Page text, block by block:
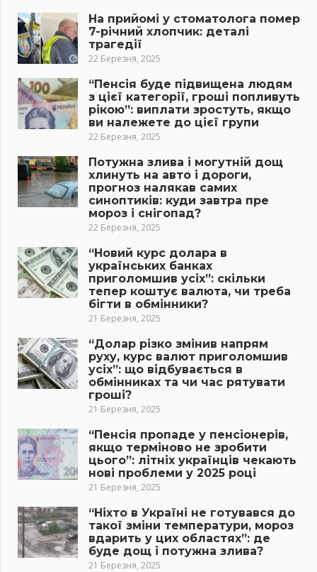
На прийомі у стоматолога помер
7-річний хлопчик: деталі
трагедії
22 Березня, 2025
“Пенсія буде підвищена людям
з цієї категорії, гроші попливуть
рікою”: виплати зростуть, якщо
ви належете до цієї групи
22 Березня, 2025
Потужна злива і могутній дощ
хлинуть на авто і дороги,
прогноз налякав самих
синоптиків: куди завтра пре
мороз і снігопад?
22 Березня, 2025
“Новий курс долара в
українських банках
приголомшив усіх”: скільки
тепер коштує валюта, чи треба
бігти в обмінники?
21 Березня, 2025
“Долар різко змінив напрям
руху, курс валют приголомшив
усіх”: що відбувається в
обмінниках та чи час рятувати
гроші?
21 Березня, 2025
“Пенсія пропаде у пенсіонерів,
якщо терміново не зробити
цього”: літніх українців чекають
нові проблеми у 2025 році
21 Березня, 2025
“Ніхто в Україні не готувався до
такої зміни температури, мороз
вдарить у цих областях”: де
буде дощ і потужна злива?
21 Березня, 2025